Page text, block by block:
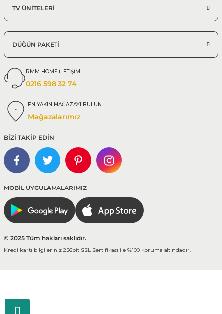
TV ÜNİTELERİ
DÜĞÜN PAKETİ
RMM HOME İLETİŞİM
0216 598 32 74
EN YAKIN MAĞAZAYI BULUN
Mağazalarımız
BİZİ TAKİP EDİN
MOBİL UYGULAMALARIMIZ
© 2025 Tüm hakları saklıdır.
Kredi kartı bilgileriniz 256bit SSL Sertifikası ile %100 koruma altındadır.